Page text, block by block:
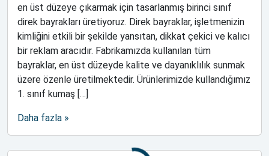
en üst düzeye çıkarmak için tasarlanmış birinci sınıf
direk bayrakları üretiyoruz. Direk bayraklar, işletmenizin
kimliğini etkili bir şekilde yansıtan, dikkat çekici ve kalıcı
bir reklam aracıdır. Fabrikamızda kullanılan tüm
bayraklar, en üst düzeyde kalite ve dayanıklılık sunmak
üzere özenle üretilmektedir. Ürünlerimizde kullandığımız
1. sınıf kumaş […]
Daha fazla »